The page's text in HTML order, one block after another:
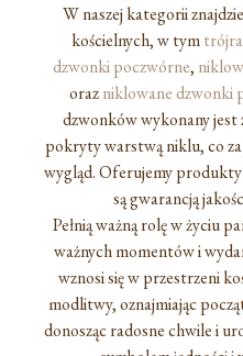
W naszej kategorii
kościelnych, w tym
dzwonki poczwórne,
orazniklowane dzwonki
dzwonków wykonany jest
pokryty warstwą niklu, co
wygląd. Oferujemy
są gwarancją
Pełnią ważną rolę w życiu
ważnych momentów i
wznosi się w przestrzeni
modlitwy, oznajmiając
donosząc radosne chwile i